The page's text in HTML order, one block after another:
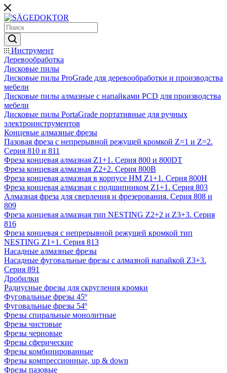
Инструмент
Деревообработка
Дисковые пилы
Дисковые пилы ProGrade для деревообработки и производства
мебели
Дисковые пилы алмазные с напайками PCD для производства
мебели
Дисковые пилы PortaGrade портативные для ручных
электроинструментов
Концевые алмазные фрезы
Пазовая фреза с непрерывной режущей кромкой Z=1 и Z=2.
Серия 810 и 811
Фреза концевая алмазная Z1+1. Серия 800 и 800DT
Фреза концевая алмазная Z2+2. Серия 800B
Фреза концевая алмазная в корпусе НМ Z1+1. Серия 800H
Фреза концевая алмазная с подшипником Z1+1. Серия 803
Алмазная фреза для сверления и фрезерования. Серия 808 и
809
Фреза концевая алмазная тип NESTING Z2+2 и Z3+3. Серия
816
Фреза концевая с непрерывной режущей кромкой тип
NESTING Z1+1. Серия 813
Насадные алмазные фрезы
Насадные фуговальные фрезы с алмазной напайкой Z3+3.
Серия 891
Дробилки
Радиусные фрезы для скругления кромки
Фуговальные фрезы 45º
Фуговальные фрезы 54º
Фрезы спиральные монолитные
Фрезы чистовые
Фрезы черновые
Фрезы сферические
Фрезы комбинированные
Фрезы компрессионные, up & down
Фрезы пазовые